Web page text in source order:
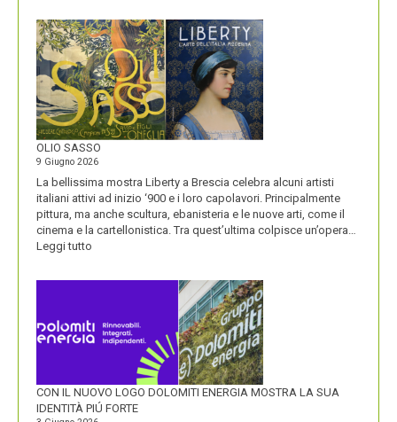
BLACKBERRY,
LA
STORIA
E
LA
VISIONE
ALL’ORIGINE
DI
NOME
OLIO SASSO
9 Giugno 2026
La bellissima mostra Liberty a Brescia celebra alcuni artisti
italiani attivi ad inizio ‘900 e i loro capolavori. Principalmente
pittura, ma anche scultura, ebanisteria e le nuove arti, come il
cinema e la cartellonistica. Tra quest’ultima colpisce un’opera…
Leggi tutto
CON IL NUOVO LOGO DOLOMITI ENERGIA MOSTRA LA SUA
IDENTITÀ PIÚ FORTE